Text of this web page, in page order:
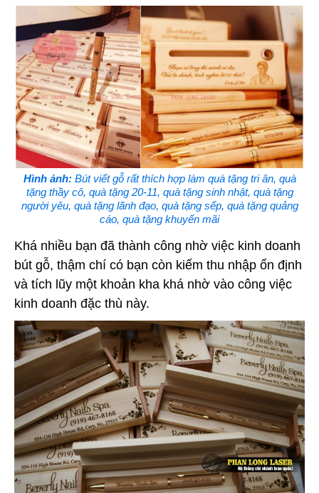
Hình ảnh:Bút viết gỗ rất thích hợp làm quà tặng tri ân, quà
tặng thầy cô, quà tặng 20-11, quà tặng sinh nhật, quà tặng
người yêu, quà tặng lãnh đạo, quà tặng sếp, quà tặng quảng
cáo, quà tặng khuyến mãi
Khá nhiều bạn đã thành công nhờ việc kinh doanh
bút gỗ, thậm chí có bạn còn kiếm thu nhập ổn định
và tích lũy một khoản kha khá nhờ vào công việc
kinh doanh đặc thù này.